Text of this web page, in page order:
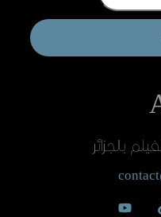
بالجزائر